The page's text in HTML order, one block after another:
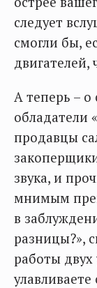
следует
смогли бы,
двигателей,
А теперь –
обладатели
продавцы
звука, и
мнимым
в
разницы?»,
работы двух